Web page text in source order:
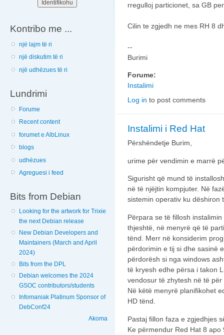
Kontribo me ...
një lajm të ri
një diskutim të ri
një udhëzues të ri
Lundrimi
Forume
Recent content
forumet e AlbLinux
blogs
udhëzues
Agreguesi i feed
Bits from Debian
Looking for the artwork for Trixie
the next Debian release
New Debian Developers and
Maintainers (March and April
2024)
Bits from the DPL
Debian welcomes the 2024
GSOC contributors/students
Infomaniak Platinum Sponsor of
DebConf24
Akoma
rregulloj particionet, sa GB
Cilin te zgjedh ne mes RH 8
--
Burimi
Forume:
Instalimi
Log in to post comments
Instalimi i Red Hat
Përshëndetje Burim,
urime për vendimin e marrë
Sigurisht që mund të
në të njëjtin kompjuter. Në
sistemin operativ ku dëshiron
Përpara se të fillosh
thjeshtë, në menyrë që të
tënd. Merr në konsiderim
përdorimin e tij si dhe sasinë
përdorësh si nga windows
të kryesh edhe përsa i takon
vendosur të zhytesh në të
Në këtë menyrë planifikohet
HD tënd.
Pastaj fillon faza e zgjedhjes
Ke përmendur Red Hat 8